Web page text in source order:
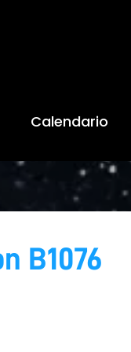
Calendario
B1076